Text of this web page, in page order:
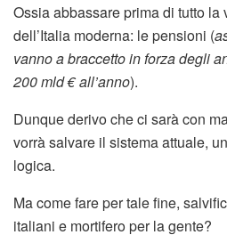
Ossia abbassare prima di tutto
dell’Italia moderna: le pensioni (
vanno a braccetto in forza degli
200 mld € all’anno).
Dunque derivo che ci sarà con
vorrà salvare il sistema attuale,
logica.
Ma come fare per tale fine,
italiani e mortifero per la gente?